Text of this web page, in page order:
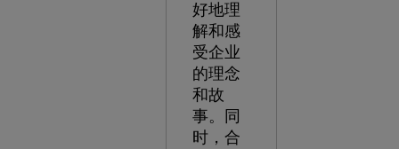
好地理
解和感
受企业
的理念
和故
事。同
时，合